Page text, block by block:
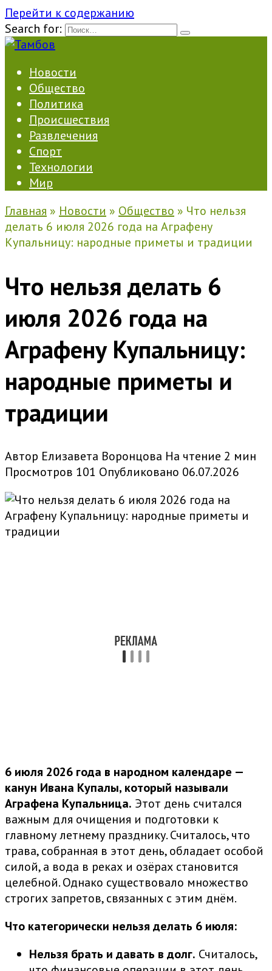
Перейти к содержанию
Search for:
Новости
Общество
Политика
Происшествия
Развлечения
Спорт
Технологии
Мир
Главная » Новости » Общество » Что нельзя
делать 6 июля 2026 года на Аграфену
Купальницу: народные приметы и традиции
Что нельзя делать 6
июля 2026 года на
Аграфену Купальницу:
народные приметы и
традиции
Автор Елизавета Воронцова На чтение 2 мин
Просмотров 101 Опубликовано 06.07.2026
6 июля 2026 года в народном календаре —
канун Ивана Купалы, который называли
Аграфена Купальница. Этот день считался
важным для очищения и подготовки к
главному летнему празднику. Считалось, что
трава, собранная в этот день, обладает особой
силой, а вода в реках и озёрах становится
целебной. Однако существовало множество
строгих запретов, связанных с этим днём.
Что категорически нельзя делать 6 июля:
Нельзя брать и давать в долг. Считалось,